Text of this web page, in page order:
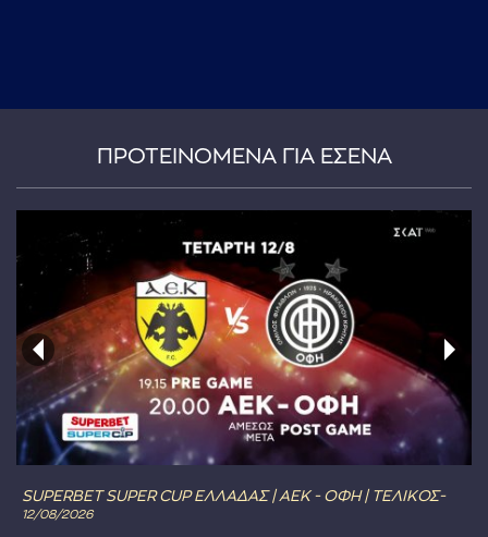
ΠΡΟΤΕΙΝΟΜΕΝΑ ΓΙΑ ΕΣΕΝΑ
SUPERBET SUPER CUP ΕΛΛΑΔΑΣ | ΑΕΚ - ΟΦΗ | ΤΕΛΙΚΟΣ-
12/08/2026